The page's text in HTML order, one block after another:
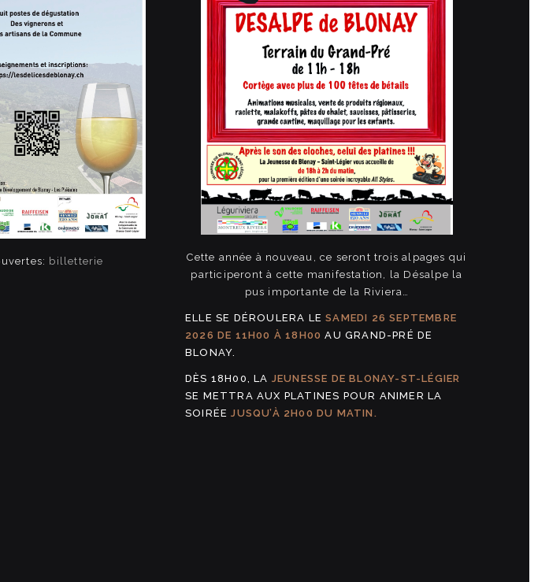
billetterie
Cette année à nouveau, ce seront trois alpages qui
participeront à cette manifestation, la Désalpe la
pus importante de la Riviera…
ELLE SE DÉROULERA LESAMEDI 26 SEPTEMBRE
2026 DE 11H00 À 18H00 AU GRAND-PRÉ DE
BLONAY.
DÈS 18H00, LA JEUNESSE DE BLONAY-ST-LÉGIER
SE METTRA AUX PLATINES POUR ANIMER LA
SOIRÉEJUSQU’À 2H00 DU MATIN.